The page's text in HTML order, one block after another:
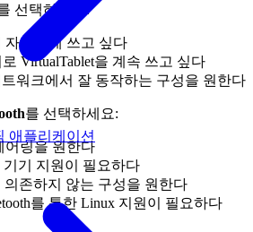
애플리케이션
선택하세요:
자유롭게 쓰고 싶다
VirtualTablet을 계속 쓰고 싶다
워크에서 잘 동작하는 구성을 원한다
를 선택하세요:
어링을 원한다
기기 지원이 필요하다
의존하지 않는 구성을 원한다
를 통한 Linux 지원이 필요하다